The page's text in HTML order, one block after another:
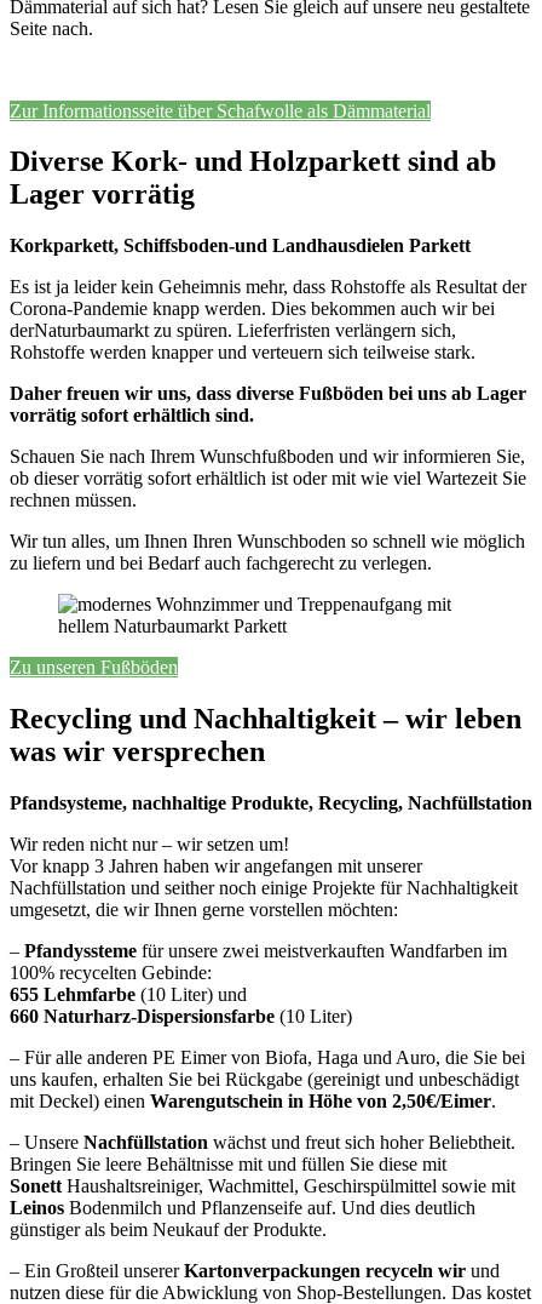
Dämmaterial auf sich hat? Lesen Sie gleich auf unsere neu gestaltete
Seite nach.
Zur Informationsseite über Schafwolle als Dämmaterial
Diverse Kork- und Holzparkett sind ab
Lager vorrätig
Korkparkett, Schiffsboden-und Landhausdielen Parkett
Es ist ja leider kein Geheimnis mehr, dass Rohstoffe als Resultat der
Corona-Pandemie knapp werden. Dies bekommen auch wir bei
derNaturbaumarkt zu spüren. Lieferfristen verlängern sich,
Rohstoffe werden knapper und verteuern sich teilweise stark.
Daher freuen wir uns, dass diverse Fußböden bei uns ab Lager
vorrätig sofort erhältlich sind.
Schauen Sie nach Ihrem Wunschfußboden und wir informieren Sie,
ob dieser vorrätig sofort erhältlich ist oder mit wie viel Wartezeit Sie
rechnen müssen.
Wir tun alles, um Ihnen Ihren Wunschboden so schnell wie möglich
zu liefern und bei Bedarf auch fachgerecht zu verlegen.
Zu unseren Fußböden
Recycling und Nachhaltigkeit – wir leben
was wir versprechen
Pfandsysteme, nachhaltige Produkte, Recycling, Nachfüllstation
Wir reden nicht nur – wir setzen um!
Vor knapp 3 Jahren haben wir angefangen mit unserer
Nachfüllstation und seither noch einige Projekte für Nachhaltigkeit
umgesetzt, die wir Ihnen gerne vorstellen möchten:
– Pfandyssteme für unsere zwei meistverkauften Wandfarben im
100% recycelten Gebinde:
655 Lehmfarbe (10 Liter) und
660 Naturharz-Dispersionsfarbe (10 Liter)
– Für alle anderen PE Eimer von Biofa, Haga und Auro, die Sie bei
uns kaufen, erhalten Sie bei Rückgabe (gereinigt und unbeschädigt
mit Deckel) einen Warengutschein in Höhe von 2,50€/Eimer.
– Unsere Nachfüllstation wächst und freut sich hoher Beliebtheit.
Bringen Sie leere Behältnisse mit und füllen Sie diese mit
Sonett Haushaltsreiniger, Wachmittel, Geschirspülmittel sowie mit
Leinos Bodenmilch und Pflanzenseife auf. Und dies deutlich
günstiger als beim Neukauf der Produkte.
– Ein Großteil unsererKartonverpackungen recyceln wir und
nutzen diese für die Abwicklung von Shop-Bestellungen. Das kostet